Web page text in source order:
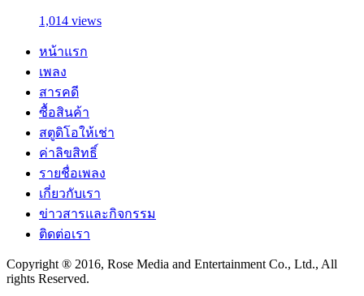
1,014 views
หน้าแรก
เพลง
สารคดี
ซื้อสินค้า
สตูดิโอให้เช่า
ค่าลิขสิทธิ์
รายชื่อเพลง
เกี่ยวกับเรา
ข่าวสารและกิจกรรม
ติดต่อเรา
Copyright ® 2016, Rose Media and Entertainment Co., Ltd., All
rights Reserved.